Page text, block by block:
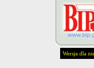
Wersja dla